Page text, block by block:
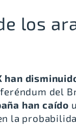
los
han
del
han caído
la